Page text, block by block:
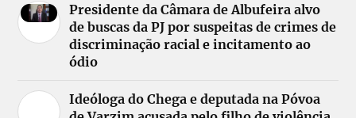
Presidente da Câmara de Albufeira alvo
de buscas da PJ por suspeitas de crimes de
discriminação racial e incitamento ao
ódio
Ideóloga do Chega e deputada na Póvoa